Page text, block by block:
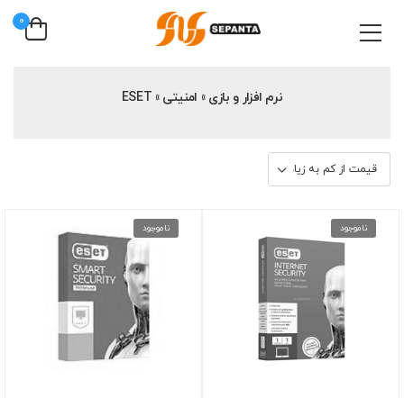
0
نرم افزار و بازی » امنیتی » ESET
ناموجود ناموجود